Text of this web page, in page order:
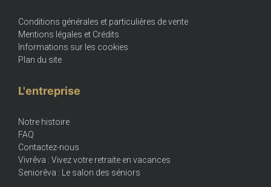
Conditions générales et particulières de vente
Mentions légales et Crédits
Informations sur les cookies
Plan du site
L'entreprise
Notre histoire
FAQ
Contactez-nous
Vivrêva : Vivez votre retraite en vacances
Seniorêva : Le salon des séniors